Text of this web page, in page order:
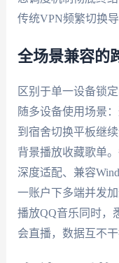
传统VPN频繁切换
全场景兼容的
区别于单一设备锁
随多设备使用场景
到宿舍切换平板继
背景播放收藏歌单。
深度适配、兼容
一账户下多端并发
播放QQ音乐同时，
会直播，数据互不干